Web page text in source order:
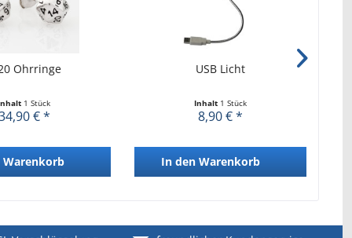
Ohrringe
1 Stück
€ *
Warenkorb
USB Licht
Inhalt 1 Stück
8,90 € *
In den Warenkorb